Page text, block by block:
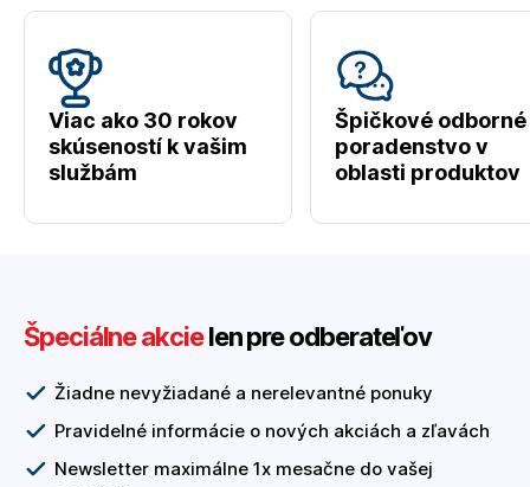
Viac ako 30 rokov
skúseností k vašim
službám
Špičkové odborné
poradenstvo v
oblasti produktov
Špeciálne akcielen pre odberateľov
Žiadne nevyžiadané a nerelevantné ponuky
Pravidelné informácie o nových akciách a zľavách
Newsletter maximálne 1x mesačne do vašej